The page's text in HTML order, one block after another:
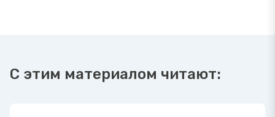
С этим материалом читают: